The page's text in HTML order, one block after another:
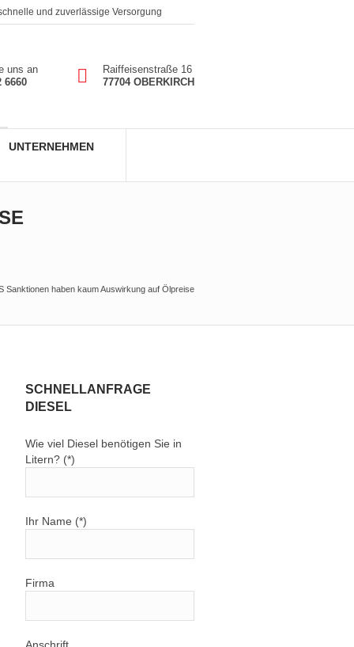
und zuverlässige Versorgung
uns an
6660
Raiffeisenstraße 16
77704 OBERKIRCH
UNTERNEHMEN
Sanktionen haben kaum Auswirkung auf Ölpreise
SCHNELLANFRAGE
DIESEL
Wie viel Diesel benötigen Sie in
Litern? (*)
Ihr Name (*)
Firma